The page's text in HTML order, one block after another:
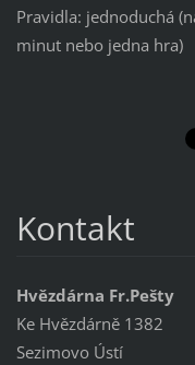
Pravidla: jednoduchá
minut nebo jedna hra)
Kontakt
Hvězdárna Fr.Pešty
Ke Hvězdárně 1382
Sezimovo Ústí